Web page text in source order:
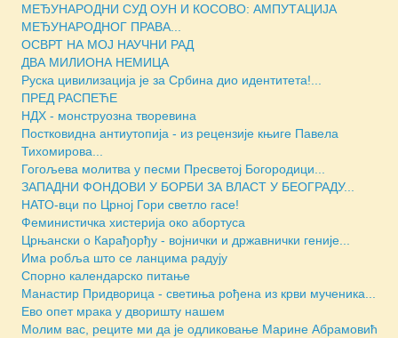
МЕЂУНАРОДНИ СУД ОУН И КОСОВО: АМПУТАЦИЈА
МЕЂУНАРОДНОГ ПРАВА...
ОСВРТ НА МОЈ НАУЧНИ РАД
ДВА МИЛИОНА НЕМИЦА
Руска цивилизација је за Србина дио идентитета!...
ПРЕД РАСПЕЋЕ
НДХ - монструозна творевина
Постковидна антиутопија - из рецензије књиге Павела
Тихомирова...
Гогољева молитва у песми Пресветој Богородици...
ЗАПАДНИ ФОНДОВИ У БОРБИ ЗА ВЛАСТ У БЕОГРАДУ...
НАТО-вци по Црној Гори светло гасе!
Феминистичка хистерија око абортуса
Црњански о Карађорђу - војнички и државнички геније...
Има робља што се ланцима радују
Спорно календарско питање
Манастир Придворица - светиња рођена из крви мученика...
Ево опет мрака у дворишту нашем
Молим вас, реците ми да је одликовање Марине Абрамовић